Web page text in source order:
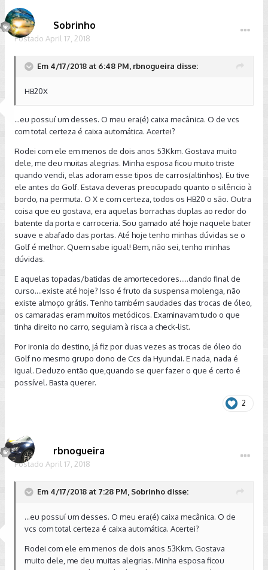
Sobrinho
Postado April 17, 2018
Em 4/17/2018 at 6:48 PM, rbnogueira disse:
HB20X
...eu possuí um desses. O meu era(é) caixa mecânica. O de vcs
com total certeza é caixa automática. Acertei?
Rodei com ele em menos de dois anos 53Kkm. Gostava muito
dele, me deu muitas alegrias. Minha esposa ficou muito triste
quando vendi, elas adoram esse tipos de carros(altinhos). Eu tive
ele antes do Golf. Estava deveras preocupado quanto o silêncio à
bordo, na permuta. O X e com certeza, todos os HB20 o são. Outra
coisa que eu gostava, era aquelas borrachas duplas ao redor do
batente da porta e carroceria. Sou gamado até hoje naquele bater
suave e abafado das portas. Até hoje tenho minhas dúvidas se o
Golf é melhor. Quem sabe igual! Bem, não sei, tenho minhas
dúvidas.
E aquelas topadas/batidas de amortecedores.....dando final de
curso....existe até hoje? Isso é fruto da suspensa molenga, não
existe almoço grátis. Tenho também saudades das trocas de óleo,
os camaradas eram muitos metódicos. Examinavam tudo o que
tinha direito no carro, seguiam à risca a check-list.
Por ironia do destino, já fiz por duas vezes as trocas de óleo do
Golf no mesmo grupo dono de Ccs da Hyundai. E nada, nada é
igual. Deduzo então que,quando se quer fazer o que é certo é
possível. Basta querer.
2
rbnogueira
Postado April 17, 2018
Em 4/17/2018 at 7:28 PM, Sobrinho disse:
...eu possuí um desses. O meu era(é) caixa mecânica. O de
vcs com total certeza é caixa automática. Acertei?
Rodei com ele em menos de dois anos 53Kkm. Gostava
muito dele, me deu muitas alegrias. Minha esposa ficou